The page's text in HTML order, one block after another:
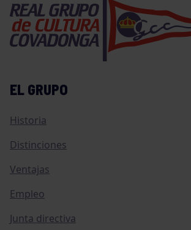
EL GRUPO
Historia
Distinciones
Ventajas
Empleo
Junta directiva